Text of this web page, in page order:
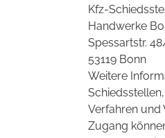
Kfz-
Handwerke
Spessartstr.
53119 Bonn
Weitere
Verfahren und
Zugang